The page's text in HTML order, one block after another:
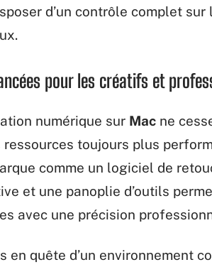
d’un contrôle complet
pour les créatifs et
numérique sur Mac ne
toujours plus
comme un logiciel de
et une panoplie d’outils
avec une précision
en quête d’un environnement